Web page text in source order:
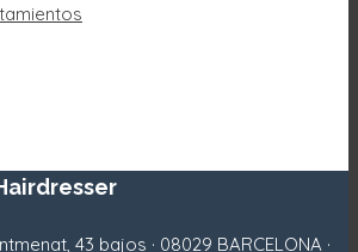
43 bajos · 08029 BARCELONA ·